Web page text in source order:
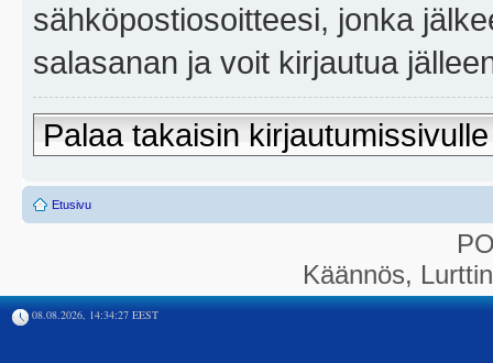
sähköpostiosoitteesi, jonka
salasanan ja voit kirjautua
Palaa takaisin kirjautumissivulle
Etusivu
Käännös,
08.08.2026, 14:34:27 EEST